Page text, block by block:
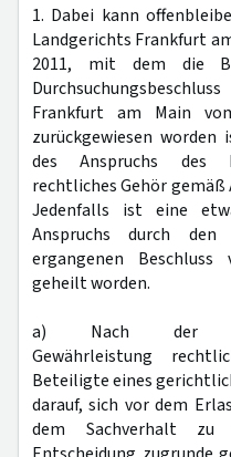
1. Dabei kann
Landgerichts Frankfurt
2011, mit dem die
Frankfurt am Main
zurückgewiesen
des Anspruchs des
rechtliches Gehör gemäß
Jedenfalls ist eine
Anspruchs durch
ergangenen
geheilt worden.
a) Nach der
Gewährleistung
Beteiligte eines
darauf, sich vor dem
dem Sachverhalt zu